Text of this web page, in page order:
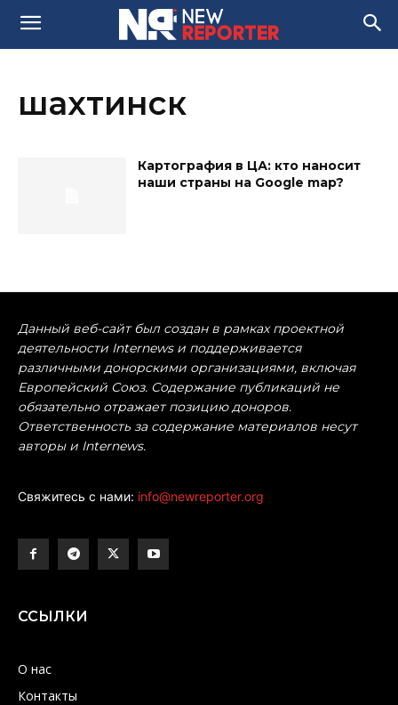
шахтинск
Картография в ЦА: кто наносит
наши страны на Google map?
Данный веб-сайт был создан в рамках проектной
деятельности Internews и поддерживается
различными донорскими организациями, включая
Европейский Союз. Содержание публикаций не
обязательно отражает позицию доноров.
Ответственность за содержание материалов несут
авторы и Internews.
Свяжитесь с нами: info@newreporter.org
ССЫЛКИ
О нас
Контакты